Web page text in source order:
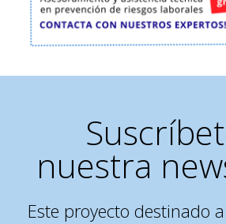
nuestra
Este proyecto destinado